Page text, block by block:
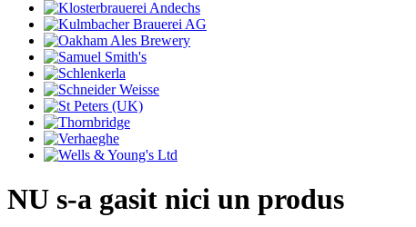
NU s-a gasit nici un produs